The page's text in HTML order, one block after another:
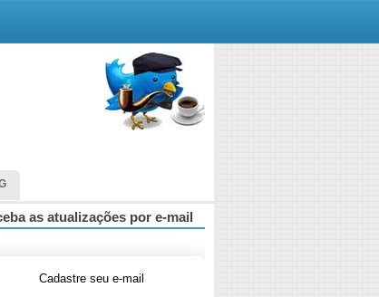
as atualizações por e-mail
Cadastre seu e-mail